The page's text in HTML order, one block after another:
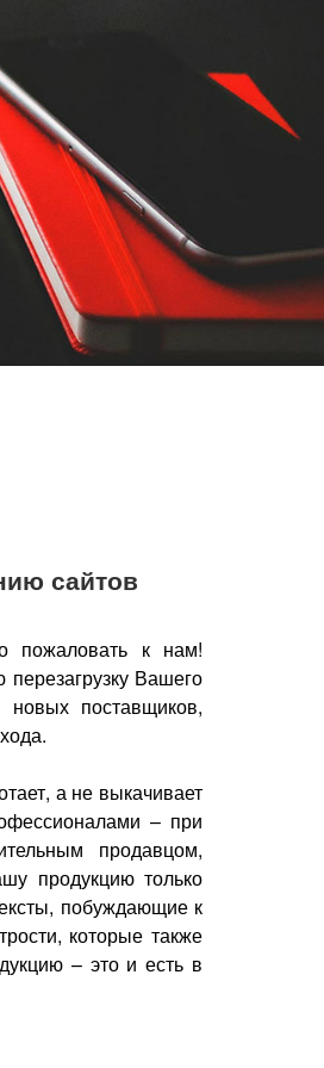
сайтов
пожаловать к нам!
перезагрузку Вашего
новых поставщиков,
а не выкачивает
– при
продавцом,
продукцию только
побуждающие к
которые также
– это и есть в